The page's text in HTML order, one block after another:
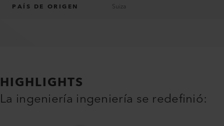
PAÍS DE ORIGEN Suiza
HIGHLIGHTS
La ingeniería ingeniería se redefinió: